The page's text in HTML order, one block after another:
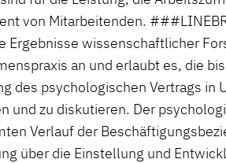
von Mitarbeitenden.
Ergebnisse wissenschaftlicher
an und erlaubt es, die
des psychologischen Vertrags in
und zu diskutieren. Der
Verlauf der
über die Einstellung und